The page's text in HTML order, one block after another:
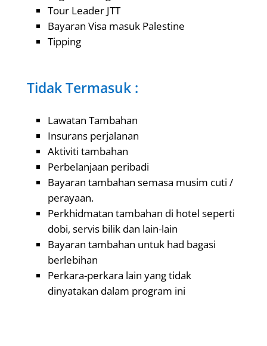
Tour Leader JTT
Bayaran Visa masuk Palestine
Tipping
Tidak Termasuk :
Lawatan Tambahan
Insurans perjalanan
Aktiviti tambahan
Perbelanjaan peribadi
Bayaran tambahan semasa musim cuti /
perayaan.
Perkhidmatan tambahan di hotel seperti
dobi, servis bilik dan lain-lain
Bayaran tambahan untuk had bagasi
berlebihan
Perkara-perkara lain yang tidak
dinyatakan dalam program ini